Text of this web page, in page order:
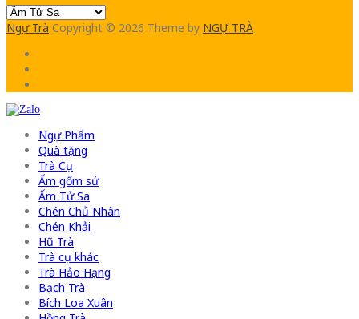
Ngự Trà Copyright © 2026 Theme by NGỰ TRÀ
Ngự Phẩm
Quà tặng
Trà Cụ
Ấm gốm sứ
Ấm Tử Sa
Chén Chủ Nhân
Chén Khải
Hũ Trà
Trà cụ khác
Trà Hảo Hạng
Bạch Trà
Bích Loa Xuân